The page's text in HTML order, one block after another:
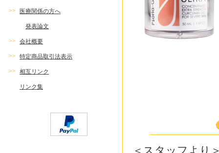
>> 医療関係の方へ
発表論文
>> 会社概要
>> 特定商品取引法表示
>> 相互リンク
リンク集
＜スタッフより